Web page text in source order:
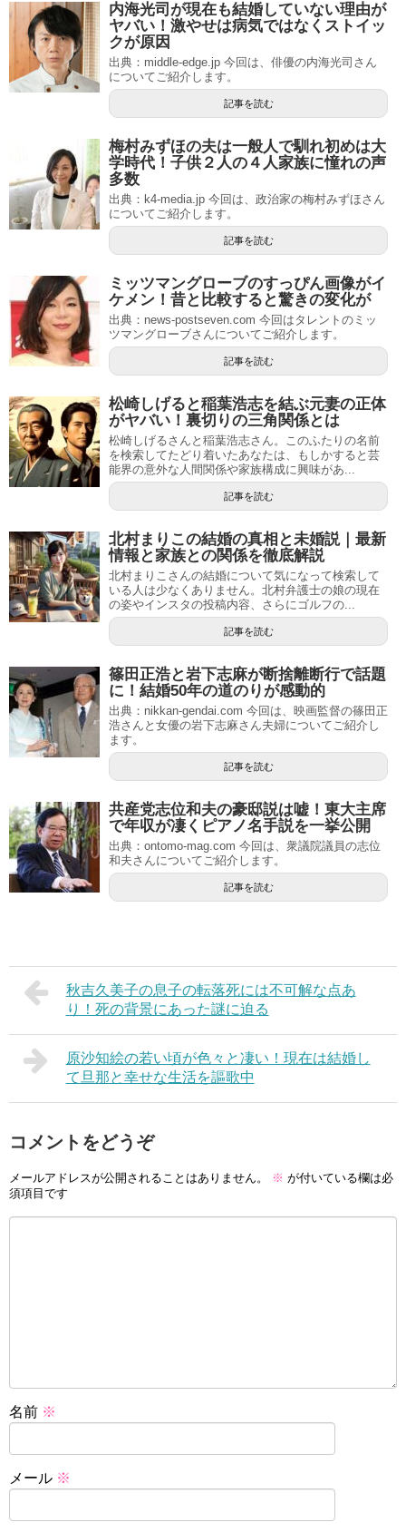
内海光司が現在も結婚していない理由が
ヤバい！激やせは病気ではなくストイッ
クが原因
出典：middle-edge.jp 今回は、俳優の内海光司さん
についてご紹介します。
記事を読む
梅村みずほの夫は一般人で馴れ初めは大
学時代！子供２人の４人家族に憧れの声
多数
出典：k4-media.jp 今回は、政治家の梅村みずほさん
についてご紹介します。
記事を読む
ミッツマングローブのすっぴん画像がイ
ケメン！昔と比較すると驚きの変化が
出典：news-postseven.com 今回はタレントのミッ
ツマングローブさんについてご紹介します。
記事を読む
松崎しげると稲葉浩志を結ぶ元妻の正体
がヤバい！裏切りの三角関係とは
松崎しげるさんと稲葉浩志さん。このふたりの名前
を検索してたどり着いたあなたは、もしかすると芸
能界の意外な人間関係や家族構成に興味があ...
記事を読む
北村まりこの結婚の真相と未婚説｜最新
情報と家族との関係を徹底解説
北村まりこさんの結婚について気になって検索して
いる人は少なくありません。北村弁護士の娘の現在
の姿やインスタの投稿内容、さらにゴルフの...
記事を読む
篠田正浩と岩下志麻が断捨離断行で話題
に！結婚50年の道のりが感動的
出典：nikkan-gendai.com 今回は、映画監督の篠田正
浩さんと女優の岩下志麻さん夫婦についてご紹介し
ます。
記事を読む
共産党志位和夫の豪邸説は嘘！東大主席
で年収が凄くピアノ名手説を一挙公開
出典：ontomo-mag.com 今回は、衆議院議員の志位
和夫さんについてご紹介します。
記事を読む
秋吉久美子の息子の転落死には不可解な点あ
り！死の背景にあった謎に迫る
原沙知絵の若い頃が色々と凄い！現在は結婚し
て旦那と幸せな生活を謳歌中
コメントをどうぞ
メールアドレスが公開されることはありません。 ※ が付いている欄は必
須項目です
名前 ※
メール ※